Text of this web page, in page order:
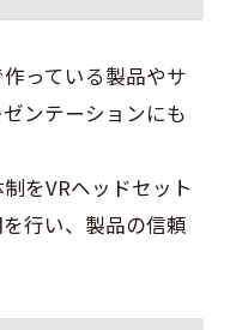
っている製品やサ
ンテーションにも
をVRヘッドセット
行い、製品の信頼